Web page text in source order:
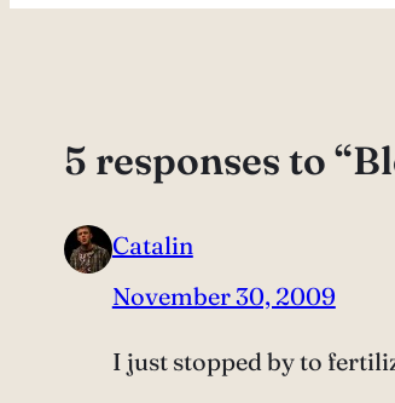
5 responses to
Catalin
November 30, 2009
I just stopped by to